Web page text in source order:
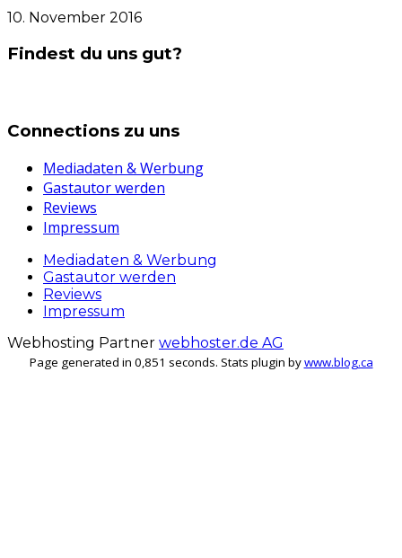
10. November 2016
Findest du uns gut?
Connections zu uns
Mediadaten & Werbung
Gastautor werden
Reviews
Impressum
Mediadaten & Werbung
Gastautor werden
Reviews
Impressum
Webhosting Partner webhoster.de AG
Page generated in 0,851 seconds. Stats plugin bywww.blog.ca